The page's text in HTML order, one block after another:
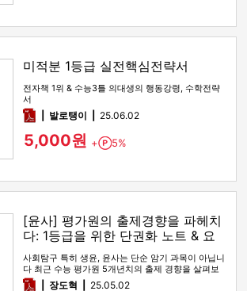
미적분 1등급 실전핵심전략서
전자책 1위 & 수능3틀 의대생의 행동강령, 수학전략
서
pdf발로탱이 25.06.02
5,000원 + Point
5%
[윤사] 평가원의 출제경향을 파헤치
다: 1등급을 위한 단권화 노트 & 요
약본
사회탐구 특히 생윤, 윤사는 단순 암기 과목이 아닙니
다 최근 수능 평가원 5개년치의 출제 경향을 살펴보
면 2022 9모, 2…
pdf장도혁 25.05.02